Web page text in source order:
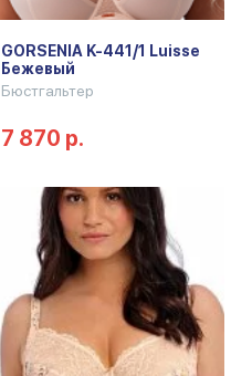
GORSENIA K-441/1 Luisse
Бежевый
Бюстгальтер
7 870 р.